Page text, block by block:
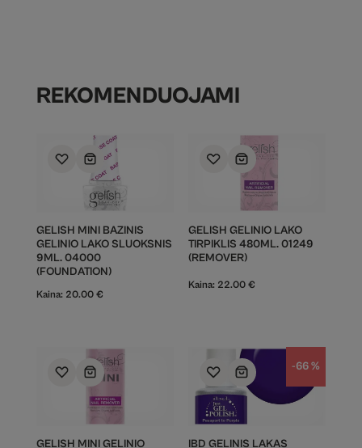
REKOMENDUOJAMI
GELISH MINI BAZINIS
GELINIO LAKO SLUOKSNIS
9ML. 04000
(FOUNDATION)
Kaina: 20.00 €
GELISH GELINIO LAKO
TIRPIKLIS 480ML. 01249
(REMOVER)
Kaina: 22.00 €
GELISH MINI GELINIO
-66 %
IBD GELINIS LAKAS